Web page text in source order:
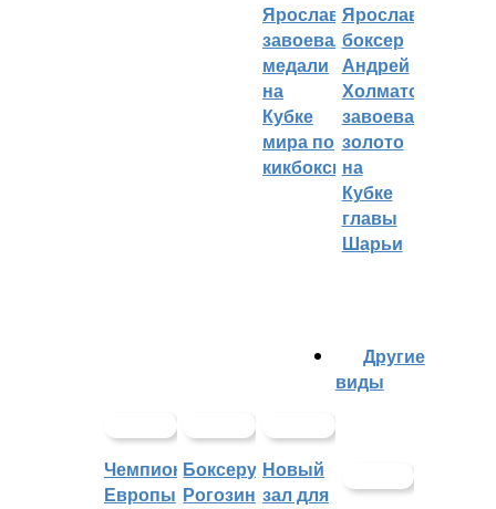
Ярославцы
завоевали
медали
на
Кубке
мира по
кикбоксингу
Ярославский
боксер
Андрей
Холматов
завоевал
золото
на
Кубке
главы
Шарьи
Чемпионат
Европы
Боксеру
Рогозину
Новый
зал для
Другие
виды